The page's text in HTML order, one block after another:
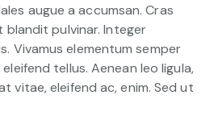
augue a accumsan. Cras
blandit pulvinar. Integer
Vivamus elementum semper
tellus. Aenean leo ligula,
vitae, eleifend ac, enim. Sed ut